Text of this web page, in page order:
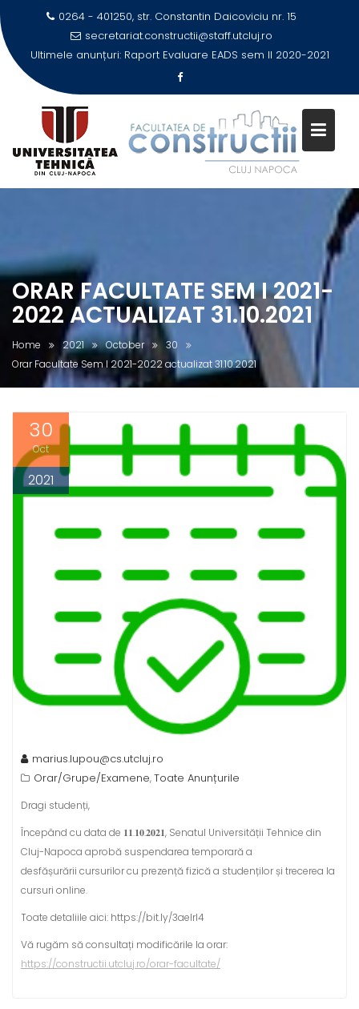
to
content
0264 - 401250, str. Constantin Daicoviciu nr. 15
secretariat.constructii@staff.utcluj.ro
Ultimele anunțuri: Raport Evaluare EADS sem II 2020-2021
ORAR FACULTATE SEM I 2021-
2022 ACTUALIZAT 31.10.2021
Home 2021 October
30
Orar Facultate Sem I 2021-2022 actualizat 31.10.2021
30
Oct
2021
marius.lupou@cs.utcluj.ro
Orar/Grupe/Examene,Toate Anunțurile
Dragi studenți,
Începând cu data de 𝟏𝟏.𝟏𝟎.𝟐𝟎𝟐𝟏, Senatul Universității Tehnice din
Cluj-Napoca aprobă suspendarea temporară a
desfășurării cursurilor cu prezență fizică a studenților și trecerea la
cursuri online.
Toate detaliile aici: https://bit.ly/3aelrI4
Vă rugăm să consultați modificările la orar:
https://constructii.utcluj.ro/orar-facultate/